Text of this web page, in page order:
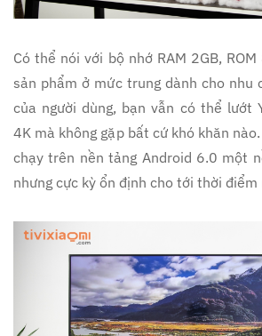
Có thể nói với bộ nhớ RAM 2GB,
sản phẩm ở mức trung dành cho nhu
của người dùng, bạn vẫn có thể lướt
4K mà không gặp bất cứ khó khăn
chạy trên nền tảng Android 6.0 một
nhưng cực kỳ ổn định cho tới thời điểm